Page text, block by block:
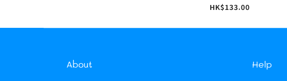
HK$133.00
About Help